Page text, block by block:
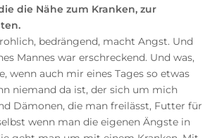
die Nähe zum Kranken, zur
bedrängend, macht Angst. Und
Mannes war erschreckend. Und was,
wenn auch mir eines Tages so etwas
niemand da ist, der sich um mich
Dämonen, die man freilässt, Futter für
wenn man die eigenen Ängste in